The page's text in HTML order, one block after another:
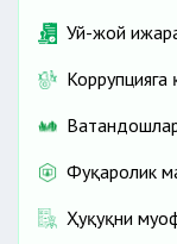
Уй-жой
Фуқаролик
Ҳуқуқни